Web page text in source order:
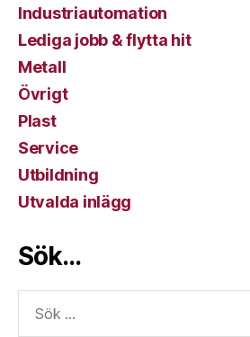
Industriautomation
Lediga jobb & flytta hit
Metall
Övrigt
Plast
Service
Utbildning
Utvalda inlägg
Sök…
efter: